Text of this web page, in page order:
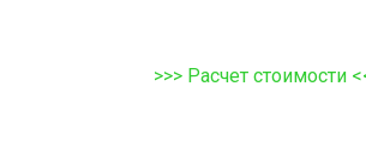
>>> Расчет стоимости